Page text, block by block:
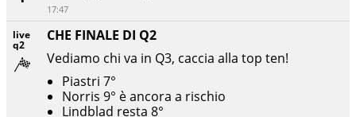
live
q2
CHE FINALE DI Q2
Vediamo chi va in Q3, caccia alla top ten!
Piastri 7°
Norris 9° è ancora a rischio
Lindblad resta 8°
17:47